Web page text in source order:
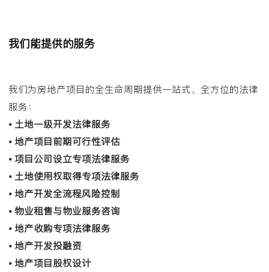
我们能提供的服务
我们为房地产项目的全生命周期提供一站式、全方位的法律
服务：
• 土地一级开发法律服务
• 地产项目前期可行性评估
• 项目公司设立专项法律服务
• 土地使用权取得专项法律服务
• 地产开发全流程风险控制
• 物业租售与物业服务咨询
• 地产收购专项法律服务
• 地产开发投融资
• 地产项目股权设计